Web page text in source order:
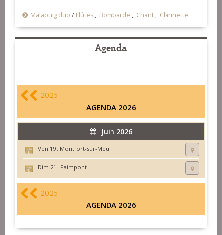
Malaouig duo / Flûtes , Bombarde , Chant , Clarinette
Agenda
2025
AGENDA 2026
Juin 2026
Ven 19 : Montfort-sur-Meu
Dim 21 : Paimpont
2025
AGENDA 2026